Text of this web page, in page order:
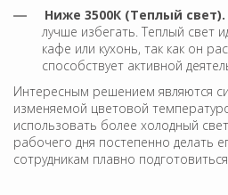
Ниже 3500К (Теплый свет).
лучше избегать. Теплый свет
кафе или кухонь, так как он
способствует активной
Интересным решением являются
изменяемой цветовой
использовать более холодный
рабочего дня постепенно делать
сотрудникам плавно